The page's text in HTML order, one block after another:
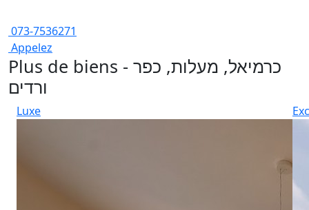
073-7536271
Appelez
Plus de biens - כרמיאל, מעלות, כפר
ורדים
Luxe